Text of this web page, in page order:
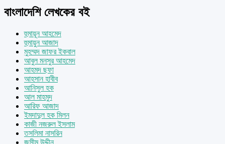
বাংলাদেশি লেখকের বই
হুমায়ূন আহমেদ
হুমায়ুন আজাদ
মুহম্মদ জাফর ইকবাল
আবুল মনসুর আহমেদ
আহমদ ছফা
আহসান হাবীব
আনিসুল হক
আল মাহমুদ
আরিফ আজাদ
ইমদাদুল হক মিলন
কাজী নজরুল ইসলাম
তসলিমা নাসরিন
জসীম উদ্দীন